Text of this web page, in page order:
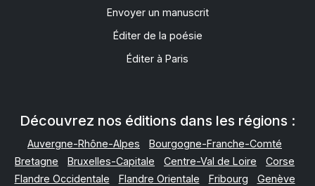
Envoyer un manuscrit
Éditer de la poésie
Éditer à Paris
Découvrez nos éditions dans les régions :
Auvergne-Rhône-Alpes
Bourgogne-Franche-Comté
Bretagne
Bruxelles-Capitale Centre-Val de Loire
Corse
Flandre Occidentale
Flandre Orientale Fribourg
Genève